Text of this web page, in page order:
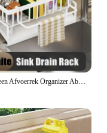
Gootsteen Afvoerrek Organizer Abs Plastic Gootsteen Rek Zeep Spons Afwasdoek Handdoek Opbergrek Filter Mand Woonaccessoires